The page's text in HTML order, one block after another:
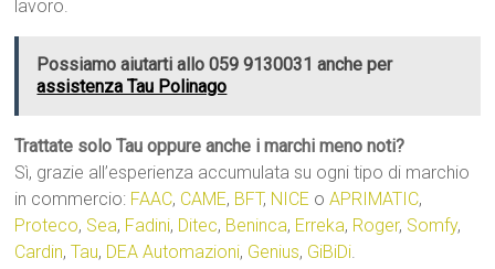
lavoro.
Possiamo aiutarti allo 059 9130031 anche per
assistenza Tau Polinago
Trattate solo Tau oppure anche i marchi meno noti?
Sì, grazie all’esperienza accumulata su ogni tipo di marchio
in commercio: FAAC, CAME, BFT, NICE oAPRIMATIC,
Proteco, Sea, Fadini, Ditec, Beninca, Erreka, Roger, Somfy,
Cardin,Tau, DEA Automazioni, Genius, GiBiDi.